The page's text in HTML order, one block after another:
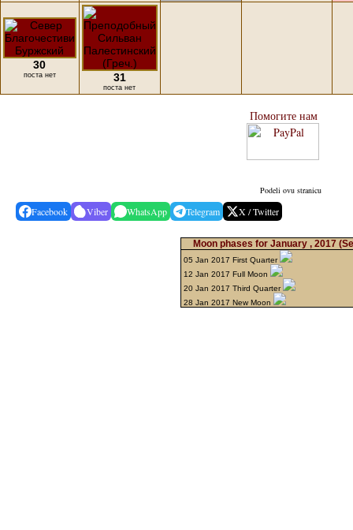
30
поста нет 31
поста нет
Помогите нам
Podeli ovu stranicu
Facebook Viber WhatsApp Telegram X / Twitter
Moon phases for January , 2017
05 Jan 2017 First Quarter
12 Jan 2017 Full Moon
20 Jan 2017 Third Quarter
28 Jan 2017 New Moon